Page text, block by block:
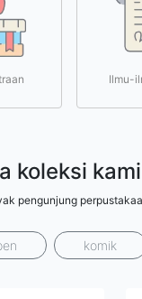
Ilmu-
koleksi kami
pengunjung
komik